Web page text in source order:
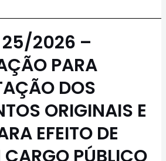
25/2026 –
PARA
DOS
ORIGINAIS E
EFEITO DE